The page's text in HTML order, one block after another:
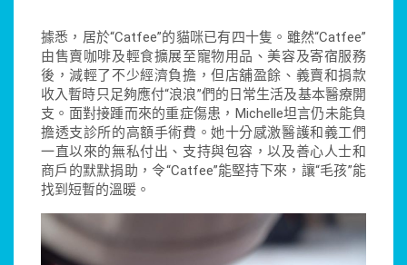
據悉，居於“Catfee”的貓咪已有四十隻。雖然“Catfee”
由售賣咖啡及輕食擴展至寵物用品、美容及寄宿服務
後，減輕了不少經濟負擔，但店舖盈餘、義賣和捐款
收入暫時只足夠應付“浪浪”們的日常生活及基本醫療開
支。面對接踵而來的重症傷患，Michelle坦言仍未能負
擔透支診所的高額手術費。她十分感激醫護和義工們
一直以來的無私付出、支持與包容，以及善心人士和
商戶的默默捐助，令“Catfee”能堅持下來，讓“毛孩”能
找到短暫的溫暖。